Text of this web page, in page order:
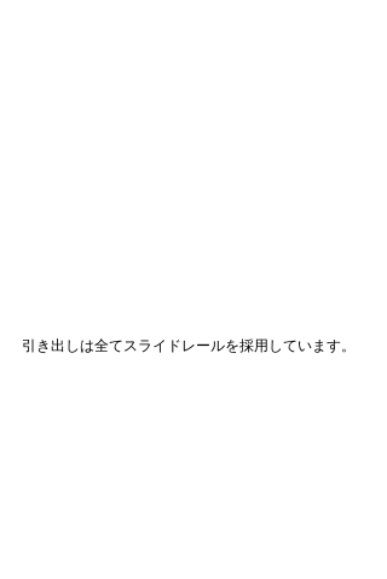
引き出しは全てスライドレールを採用しています。